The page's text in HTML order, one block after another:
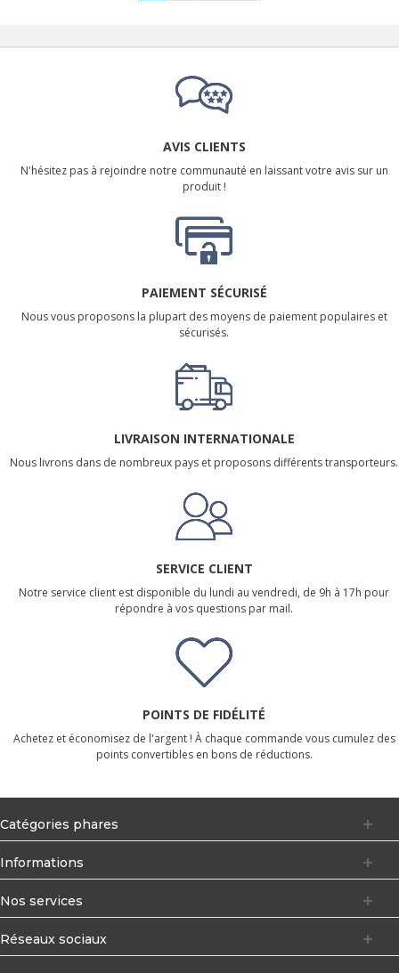
AVIS CLIENTS
N'hésitez pas à rejoindre notre communauté en laissant votre avis sur un
produit !
PAIEMENT SÉCURISÉ
Nous vous proposons la plupart des moyens de paiement populaires et
sécurisés.
LIVRAISON INTERNATIONALE
Nous livrons dans de nombreux pays et proposons différents transporteurs.
SERVICE CLIENT
Notre service client est disponible du lundi au vendredi, de 9h à 17h pour
répondre à vos questions par mail.
POINTS DE FIDÉLITÉ
Achetez et économisez de l'argent ! À chaque commande vous cumulez des
points convertibles en bons de réductions.
Catégories phares
Informations
Nos services
Réseaux sociaux